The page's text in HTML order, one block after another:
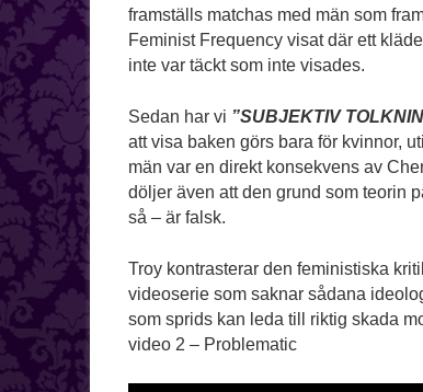
framställs matchas med män som
Feminist Frequency visat där ett
inte var täckt som inte visades.
Sedan har vi ”SUBJEKTIV
att visa baken görs bara för kvinnor,
män var en direkt konsekvens av
döljer även att den grund som teorin
så – är falsk.
Troy kontrasterar den feministiska
videoserie som saknar sådana
som sprids kan leda till riktig skada
video 2 – Problematic